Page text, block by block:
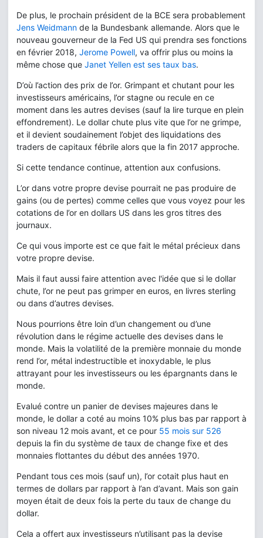
De plus, le prochain président de la BCE sera probablement
Jens Weidmann de la Bundesbank allemande. Alors que le
nouveau gouverneur de la Fed US qui prendra ses fonctions
en février 2018, Jerome Powell, va offrir plus ou moins la
même chose que Janet Yellen est ses taux bas.
D’où l’action des prix de l’or. Grimpant et chutant pour les
investisseurs américains, l’or stagne ou recule en ce
moment dans les autres devises (sauf la lire turque en plein
effondrement). Le dollar chute plus vite que l’or ne grimpe,
et il devient soudainement l’objet des liquidations des
traders de capitaux fébrile alors que la fin 2017 approche.
Si cette tendance continue, attention aux confusions.
L’or dans votre propre devise pourrait ne pas produire de
gains (ou de pertes) comme celles que vous voyez pour les
cotations de l’or en dollars US dans les gros titres des
journaux.
Ce qui vous importe est ce que fait le métal précieux dans
votre propre devise.
Mais il faut aussi faire attention avec l'idée que si le dollar
chute, l’or ne peut pas grimper en euros, en livres sterling
ou dans d’autres devises.
Nous pourrions être loin d’un changement ou d’une
révolution dans le régime actuelle des devises dans le
monde. Mais la volatilité de la première monnaie du monde
rend l’or, métal indestructible et inoxydable, le plus
attrayant pour les investisseurs ou les épargnants dans le
monde.
Evalué contre un panier de devises majeures dans le
monde, le dollar a coté au moins 10% plus bas par rapport à
son niveau 12 mois avant, et ce pour 55 mois sur 526
depuis la fin du système de taux de change fixe et des
monnaies flottantes du début des années 1970.
Pendant tous ces mois (sauf un), l’or cotait plus haut en
termes de dollars par rapport à l’an d’avant. Mais son gain
moyen était de deux fois la perte du taux de change du
dollar.
Cela a offert aux investisseurs n’utilisant pas la devise